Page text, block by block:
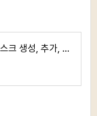
asmca silent mode 디스크 생성, 추가, 삭제